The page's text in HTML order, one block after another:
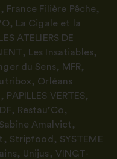
, France Filière Pêche,
,
La Cigale et la
LES ATELIERS DE
, Les Insatiables,
du Sens, MFR,
, Orléans
, PAPILLES VERTES,
, Restau’Co,
Sabine Amalvict,
, Stripfood , SYSTEME
, Unijus , VINGT-